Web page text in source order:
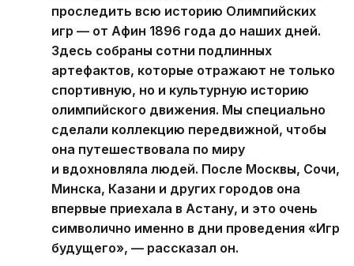
проследить всю историю Олимпийских
игр — от Афин 1896 года до наших дней.
Здесь собраны сотни подлинных
артефактов, которые отражают не только
спортивную, но и культурную историю
олимпийского движения. Мы специально
сделали коллекцию передвижной, чтобы
она путешествовала по миру
и вдохновляла людей. После Москвы, Сочи,
Минска, Казани и других городов она
впервые приехала в Астану, и это очень
символично именно в дни проведения «Игр
будущего», — рассказал он.